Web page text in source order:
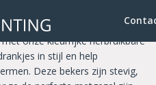
gekleurd
onze kleurrijke herbruikbare
in stijl en help
Deze bekers zijn stevig,